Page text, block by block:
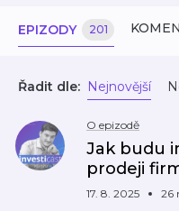
EPIZODY 201
Řadit dle: Nejnovější
O epizodě
Jak budu
prodeji
17. 8. 2025 26